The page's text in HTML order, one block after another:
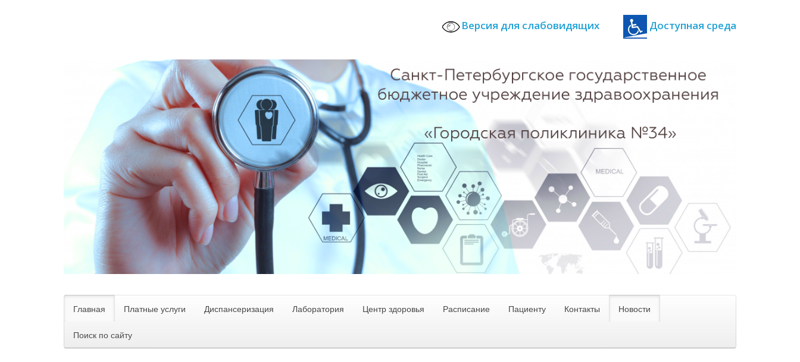
Версия для слабовидящих Доступная среда
Главная Платные услуги Диспансеризация Лаборатория Центр здоровья Расписание Пациенту Контакты Новости
Поиск по сайту